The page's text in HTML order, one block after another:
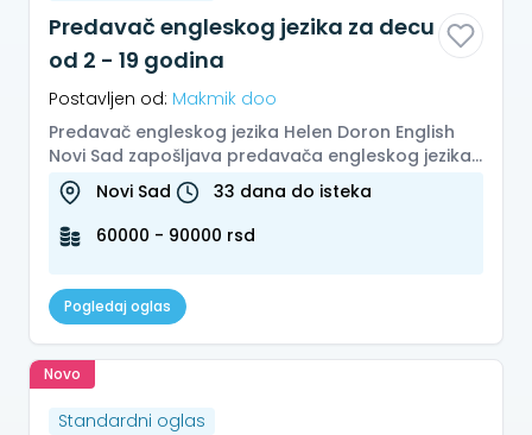
Predavač engleskog jezika za decu
od 2 - 19 godina
Postavljen od: Makmik doo
Predavač engleskog jezika Helen Doron English
Novi Sad zapošljava predavača engleskog jezika
za puno radno vreme. Lokaci...
Novi Sad
33 dana do isteka
60000 - 90000 rsd
Pogledaj oglas
Novo
Standardni oglas